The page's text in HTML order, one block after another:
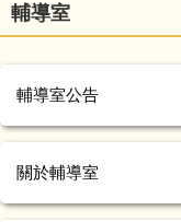
輔導室
輔導室公告
關於輔導室